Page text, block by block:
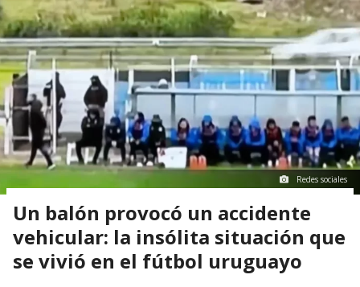
Redes sociales
Un balón provocó un accidente
vehicular: la insólita situación que
se vivió en el fútbol uruguayo